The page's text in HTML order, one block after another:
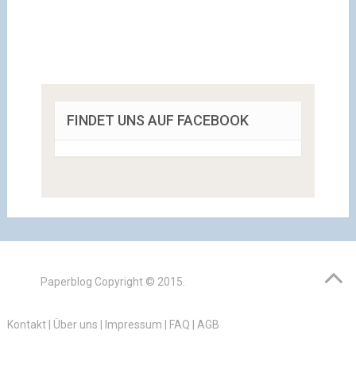
FINDET UNS AUF FACEBOOK
Paperblog Copyright © 2015.
Kontakt| Über uns Impressum FAQ AGB